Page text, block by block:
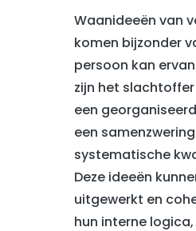
Waanideeën van
komen bijzonder
persoon kan
zijn het
een
een
systematische
Deze ideeën
uitgewerkt en
hun interne